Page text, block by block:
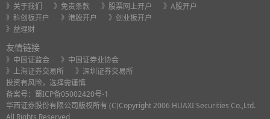
》关于我们 》免责条款 》股票网上开户
》A股开户
》科创板开户
》港股开户
》创业板开户
》益理财
友情链接
》中国证监会
》中国证券业协会
》上海证券交易所
》深圳证券交易所
投资有风险，选择需谨慎
备案号： 蜀ICP备05002420号-1
华西证券股份有限公司版权所有 (C)Copyright 2006 HUAXI Securities Co.,Ltd.
All Rights Reserved